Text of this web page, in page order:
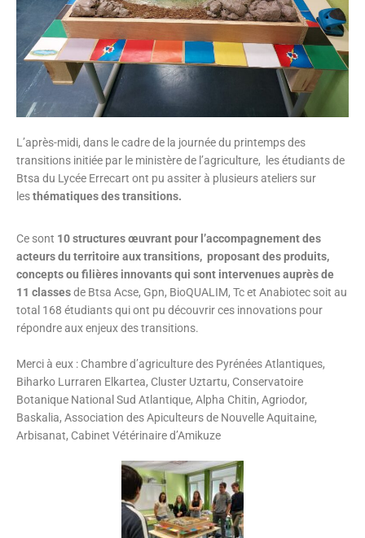
L’après-midi, dans le cadre de la journée du printemps des
transitions initiée par le ministère de l’agriculture, les étudiants de
Btsa du Lycée Errecart ont pu assiter à plusieurs ateliers sur
lesthématiques des transitions.
Ce sont 10 structures œuvrant pour l’accompagnement des
acteurs du territoire aux transitions, proposant des produits,
concepts ou filières innovants qui sont intervenues auprès de
11 classesde Btsa Acse, Gpn, BioQUALIM, Tc et Anabiotec soit au
total 168 étudiants qui ont pu découvrir ces innovations pour
répondre aux enjeux des transitions.
Merci à eux : Chambre d’agriculture des Pyrénées Atlantiques,
Biharko Lurraren Elkartea, Cluster Uztartu, Conservatoire
Botanique National Sud Atlantique, Alpha Chitin, Agriodor,
Baskalia, Association des Apiculteurs de Nouvelle Aquitaine,
Arbisanat, Cabinet Vétérinaire d’Amikuze